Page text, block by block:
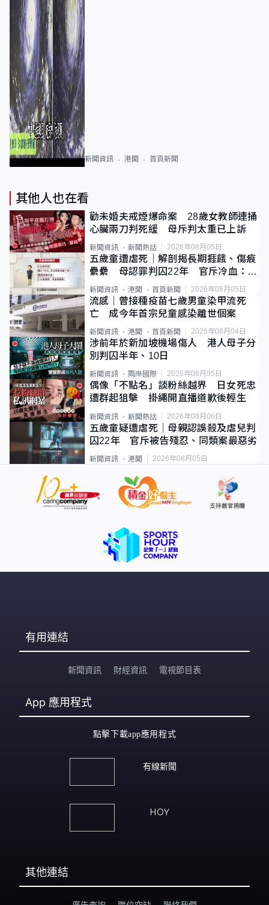
新聞資訊 港聞 首頁新聞
其他人也在看
勸未婚夫戒煙爆命案 28歲女教師連捅
心臟兩刀判死緩 母斥判太重已上訴
新聞資訊 新聞熱話 2026年08月05日
五歲童遭虐死｜解剖揭長期捱餓、傷痕
纍纍 母認罪判囚22年 官斥冷血：同
類案最惡劣
新聞資訊 港聞 首頁新聞 2026年08月05日
流感｜曾接種疫苗七歲男童染甲流死
亡 成今年首宗兒童感染離世個案
新聞資訊 港聞 首頁新聞 2026年08月04日
涉前年於新加坡機場傷人 港人母子分
別判囚半年、10日
新聞資訊 兩岸國際 2026年08月05日
偶像「不點名」談粉絲越界 日女死忠
遭群起狙擊 掛繩開直播道歉後輕生
新聞資訊 新聞熱話 2026年08月06日
五歲童疑遭虐死｜母親認誤殺及虐兒判
囚22年 官斥被告殘忍、同類案最惡劣
新聞資訊 港聞 2026年08月05日
有用連結
新聞資訊 財經資訊 電視節目表
App 應用程式
點擊下載app應用程式
有線新聞
HOY
其他連結